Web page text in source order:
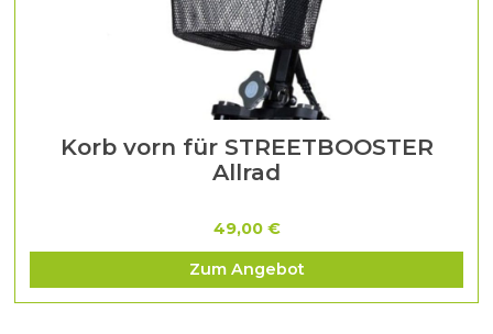
Korb vorn für STREETBOOSTER
Allrad
49,00 €
Zum Angebot